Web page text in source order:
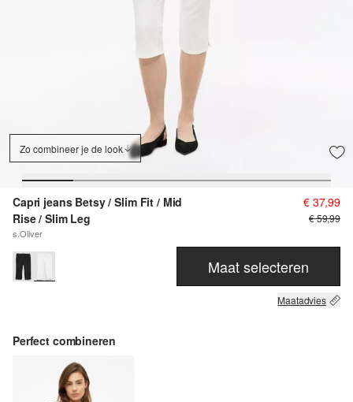
Zo combineer je de look
Capri jeans Betsy / Slim Fit / Mid
Rise / Slim Leg
s.Oliver
€ 37,99
€ 59,99
Maat selecteren
Maatadvies
Perfect combineren